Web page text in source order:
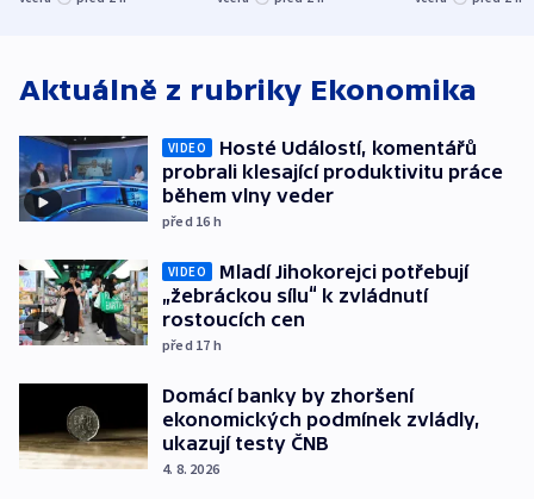
Aktuálně z rubriky Ekonomika
VIDEO
Hosté Událostí, komentářů
probrali klesající produktivitu práce
během vlny veder
před 16 h
VIDEO
Mladí Jihokorejci potřebují
„žebráckou sílu“ k zvládnutí
rostoucích cen
před 17 h
Domácí banky by zhoršení
ekonomických podmínek zvládly,
ukazují testy ČNB
4. 8. 2026